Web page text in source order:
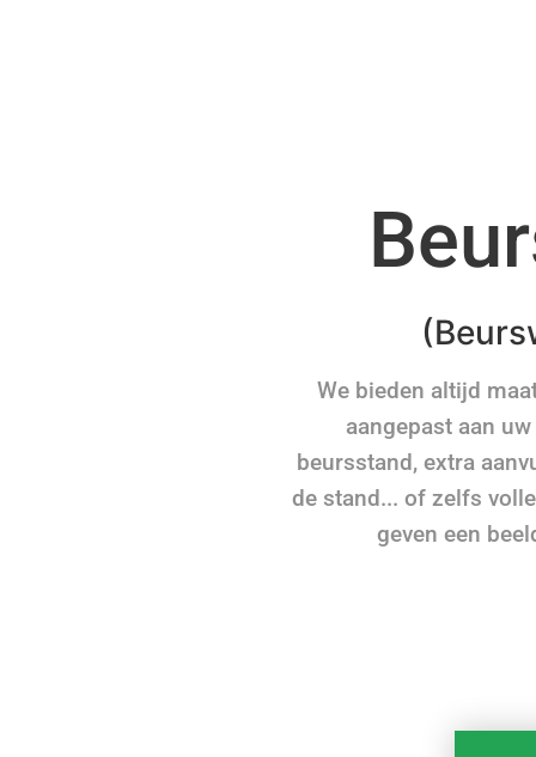
We bieden altijd
aangepast aan
beursstand, extra
de stand... of zelfs
geven een